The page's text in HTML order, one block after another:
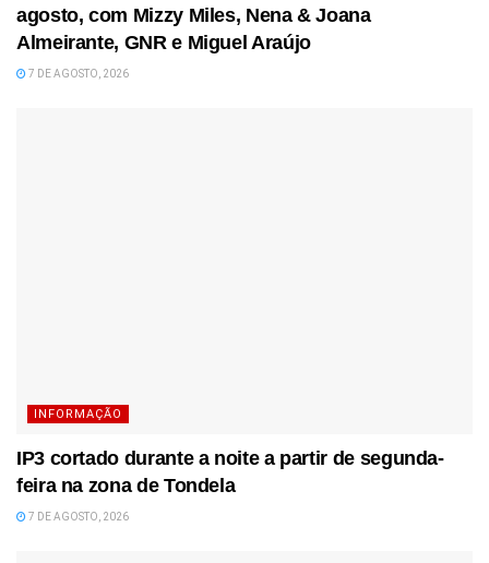
agosto, com Mizzy Miles, Nena & Joana
Almeirante, GNR e Miguel Araújo
7 DE AGOSTO, 2026
INFORMAÇÃO
IP3 cortado durante a noite a partir de segunda-
feira na zona de Tondela
7 DE AGOSTO, 2026